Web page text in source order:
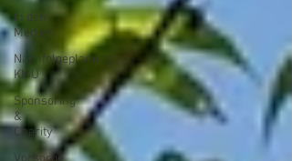
In den
Medien
Nachfolgeplanung
KMU
Sponsoring
&
Charity